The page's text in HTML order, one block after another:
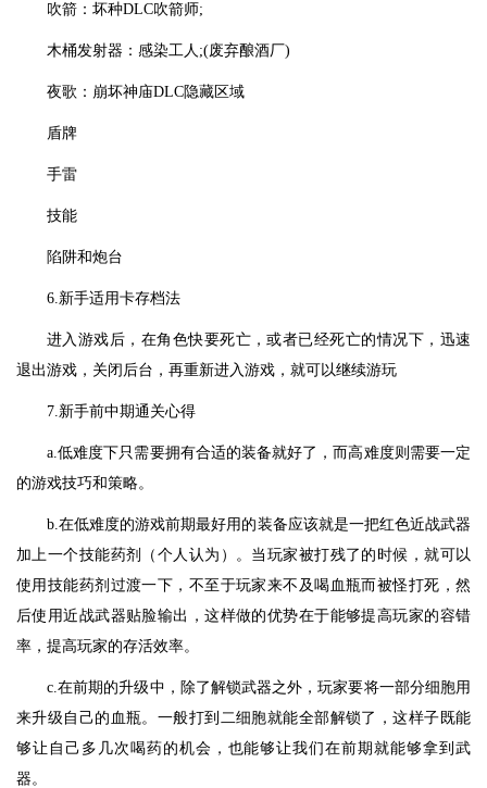
吹箭：坏种DLC吹箭师;
木桶发射器：感染工人;(废弃酿酒厂)
夜歌：崩坏神庙DLC隐藏区域
盾牌
手雷
技能
陷阱和炮台
6.新手适用卡存档法
进入游戏后，在角色快要死亡，或者已经死亡的情况下，迅速
退出游戏，关闭后台，再重新进入游戏，就可以继续游玩
7.新手前中期通关心得
a.低难度下只需要拥有合适的装备就好了，而高难度则需要一定
的游戏技巧和策略。
b.在低难度的游戏前期最好用的装备应该就是一把红色近战武器
加上一个技能药剂（个人认为）。当玩家被打残了的时候，就可以
使用技能药剂过渡一下，不至于玩家来不及喝血瓶而被怪打死，然
后使用近战武器贴脸输出，这样做的优势在于能够提高玩家的容错
率，提高玩家的存活效率。
c.在前期的升级中，除了解锁武器之外，玩家要将一部分细胞用
来升级自己的血瓶。一般打到二细胞就能全部解锁了，这样子既能
够让自己多几次喝药的机会，也能够让我们在前期就能够拿到武
器。